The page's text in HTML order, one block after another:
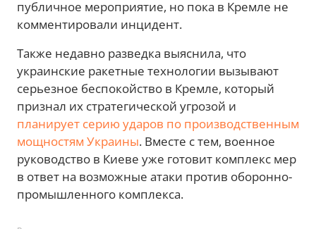
публичное мероприятие, но пока в Кремле не
комментировали инцидент.
Также недавно разведка выяснила, что
украинские ракетные технологии вызывают
серьезное беспокойство в Кремле, который
признал их стратегической угрозой и
планирует серию ударов по производственным
мощностям Украины. Вместе с тем, военное
руководство в Киеве уже готовит комплекс мер
в ответ на возможные атаки против оборонно-
промышленного комплекса.